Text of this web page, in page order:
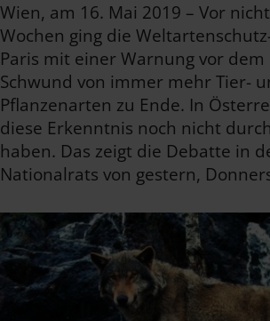
Wien, am 16. Mai 2019 – Vor
Wochen ging die
Paris mit einer Warnung vor
Schwund von immer mehr Tier-
Pflanzenarten zu Ende. In
diese Erkenntnis noch nicht
haben. Das zeigt die Debatte in
Nationalrats von gestern,